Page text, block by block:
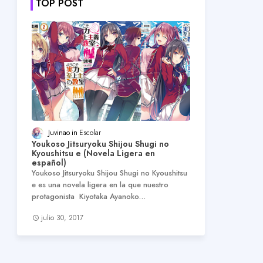
TOP POST
Juvinao Escolar
Youkoso Jitsuryoku Shijou Shugi no
Kyoushitsu e (Novela Ligera en
español)
Youkoso Jitsuryoku Shijou Shugi no Kyoushitsu
e es una novela ligera en la que nuestro
protagonista Kiyotaka Ayanoko…
julio 30, 2017